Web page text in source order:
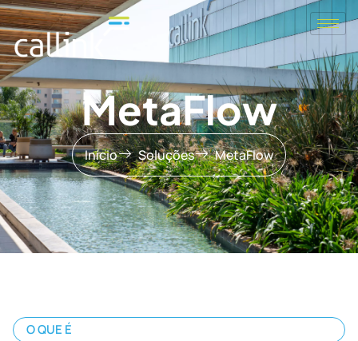
MetaFlow
Início Soluções MetaFlow
O QUE É